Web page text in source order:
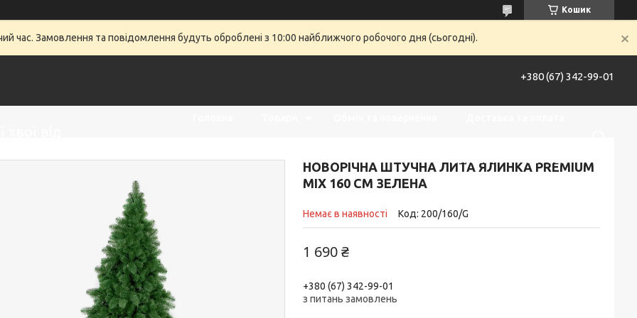
Кошик
час. Замовлення та повідомлення будуть оброблені з 10:00 найближчого робочого дня (сьогодні).
+380 (67) 342-99-01
НОВОРІЧНА ШТУЧНА ЛИТА ЯЛИНКА PREMIUM
MIX 160 СМ ЗЕЛЕНА
Немає в наявності Код: 200/160/G
1 690 ₴
+380 (67) 342-99-01
з питань замовлень